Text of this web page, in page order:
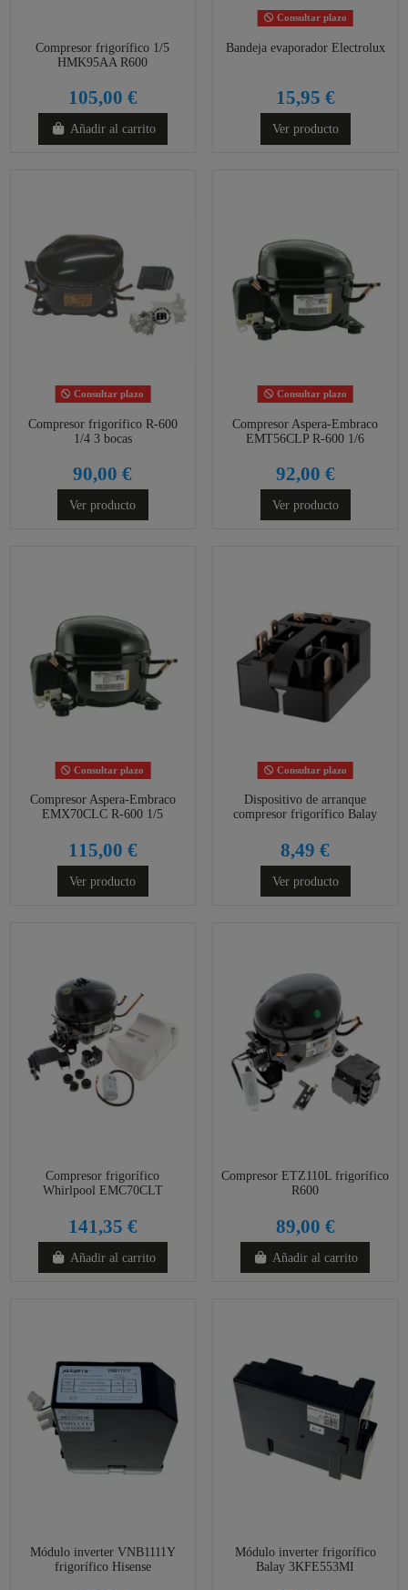
Compresor frigorífico 1/5
HMK95AA R600
105,00 €
Añadir al carrito
Consultar plazo
Bandeja evaporador Electrolux
15,95 €
Ver producto
Consultar plazo
Compresor frigorífico R-600
1/4 3 bocas
90,00 €
Ver producto
Consultar plazo
Compresor Aspera-Embraco
EMT56CLP R-600 1/6
92,00 €
Ver producto
Consultar plazo
Compresor Aspera-Embraco
EMX70CLC R-600 1/5
115,00 €
Ver producto
Consultar plazo
Dispositivo de arranque
compresor frigorífico Balay
8,49 €
Ver producto
Compresor frigorífico
Whirlpool EMC70CLT
141,35 €
Añadir al carrito
Compresor ETZ110L frigorífico
R600
89,00 €
Añadir al carrito
Módulo inverter VNB1111Y
frigorífico Hisense
Módulo inverter frigorífico
Balay 3KFE553MI